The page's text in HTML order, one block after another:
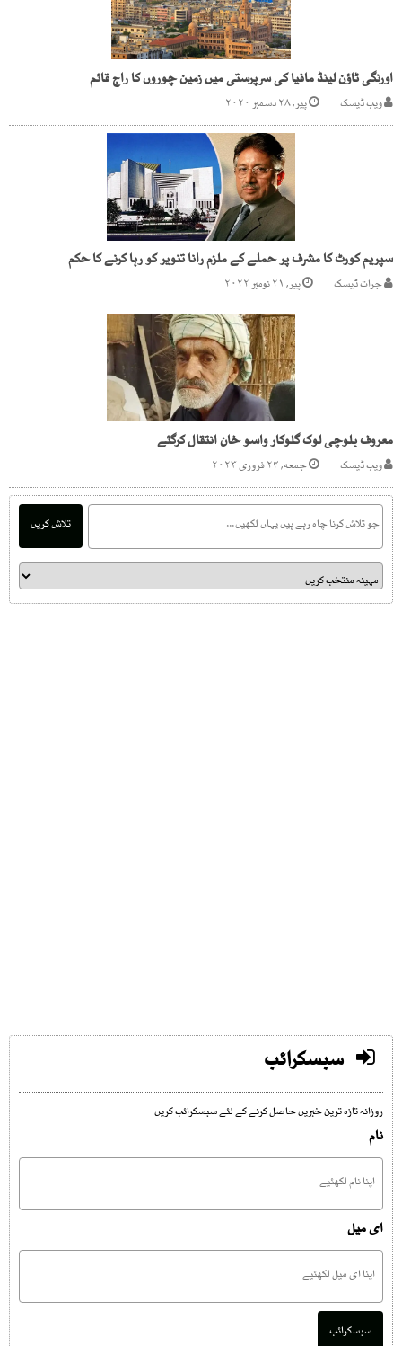
اورنگی ٹاؤن لینڈ مافیا کی سرپرستی میں زمین چوروں کا راج قائم
ویب ڈیسک پیر, ۲۸ دسمبر ۲۰۲۰
سپریم کورٹ کا مشرف پر حملے کے ملزم رانا تنویر کو رہا کرنے کا حکم
جرات ڈیسک پیر, ۲۱ نومبر ۲۰۲۲
معروف بلوچی لوک گلوکار واسو خان انتقال کرگئے
ویب ڈیسک جمعه, ۲۴ فروری ۲۰۲۳
تلاش کریں
سبسکرائب
روزانہ تازہ ترین خبریں حاصل کرنے کے لئے سبسکرائب کریں
نام
ای میل
سبسکرائب